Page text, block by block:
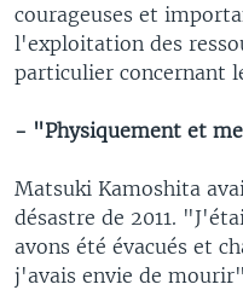
courageuses et
l'exploitation des
particulier concernant
- "Physiquement et
Matsuki Kamoshita
désastre de 2011.
avons été évacués et
j'avais envie de